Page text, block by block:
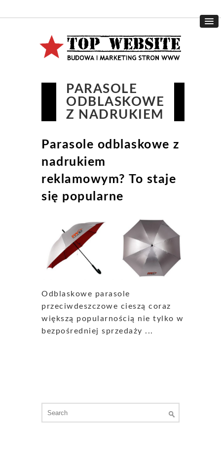
PARASOLE
ODBLASKOWE
Z NADRUKIEM
Parasole odblaskowe z
nadrukiem
reklamowym? To staje
się popularne
Odblaskowe parasole
przeciwdeszczowe cieszą coraz
większą popularnością nie tylko w
bezpośredniej sprzedaży ...
for: